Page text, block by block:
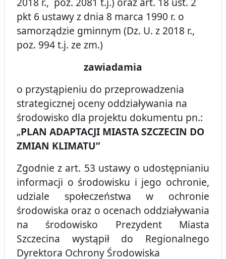
pkt 6 ustawy z dnia 8 marca 1990 r. o
samorządzie gminnym (Dz. U. z 2018 r.,
poz. 994 t.j. ze zm.)
zawiadamia
o przystąpieniu do przeprowadzenia
strategicznej oceny oddziaływania na
środowisko dla projektu dokumentu pn.:
„PLAN ADAPTACJI MIASTA SZCZECIN DO
ZMIAN KLIMATU”
Zgodnie z art. 53 ustawy o udostępnianiu
informacji o środowisku i jego ochronie,
udziale społeczeństwa w ochronie
środowiska oraz o ocenach oddziaływania
na środowisko Prezydent Miasta
Szczecina wystąpił do Regionalnego
Dyrektora Ochrony Środowiska